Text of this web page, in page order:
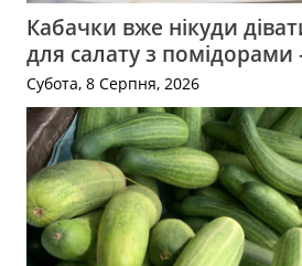
Кабачки вже нікуди
для салату з помідорами
Субота, 8 Серпня, 2026